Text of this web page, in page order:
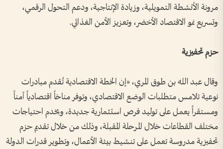
مرونة الأنشطة التمويلية، وزيادة الإنتاجية، ودعم التحول الرقمي،
وتسريع نمو الاقتصاد الأخضر، وتعزيز الأمن الغذائي.
حزم تحفيزية
وقال عبد الله بن طوق المري، «إن الخطة الاقتصادية تُقدم مبادرات
نوعية تلامس متطلبات الوضع الاقتصادي، وتوفر مناخاً اقتصادياً آمناً
ومستقراً يعمل على توليد فرص استثمارية جديدة، ويخدم احتياجات
مختلف القطاعات خلال المرحلة المقبلة، وذلك من خلال تقديم حزم
تحفيزية مدروسة تعمل على تنشيط بيئة الأعمال، وتطوير قدرات الدولة